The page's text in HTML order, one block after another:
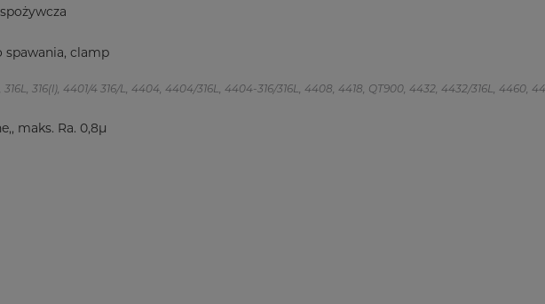
spawania, clamp
316L, 316(l), 4401/4 316/L, 4404, 4404/316L, 4404-316/316L, 4408, 4418, QT900, 4432, 4432/316L, 4460,
maks. Ra. 0,8µ